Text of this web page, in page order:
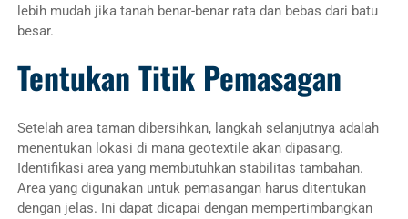
lebih mudah jika tanah benar-benar rata dan bebas dari batu
besar.
Tentukan Titik Pemasagan
Setelah area taman dibersihkan, langkah selanjutnya adalah
menentukan lokasi di mana geotextile akan dipasang.
Identifikasi area yang membutuhkan stabilitas tambahan.
Area yang digunakan untuk pemasangan harus ditentukan
dengan jelas. Ini dapat dicapai dengan mempertimbangkan